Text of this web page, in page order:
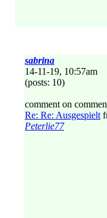
sabrina
14-11-19, 10:57am
(posts: 10)
comment on
Re: Re: Ausgespielt
Peterlie77